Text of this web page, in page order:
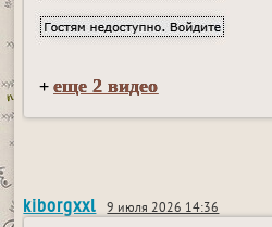
+еще 2 видео
kiborgxxl 9 июля 2026 14:36